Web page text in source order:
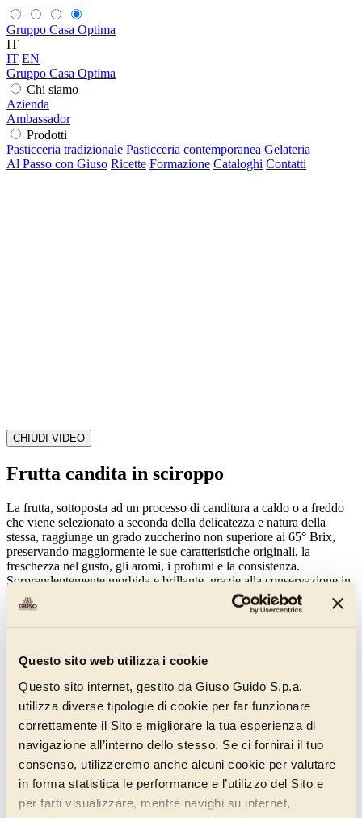
Questo sito web utilizza i cookie
Questo sito internet, gestito da Giuso Guido S.p.a.
utilizza diverse tipologie di cookie per far funzionare
correttamente il Sito e migliorare la tua esperienza di
navigazione all’interno dello stesso. Se ci fornirai il tuo
consenso, utilizzeremo anche alcuni cookie per valutare
in forma statistica le performance e l’utilizzo del Sito e
per farti visualizzare, mentre navighi su internet,
Gruppo Casa Optima
IT
IT EN
Gruppo Casa Optima
Chi siamo
Azienda
Ambassador
Prodotti
Pasticceria tradizionale Pasticceria contemporanea Gelateria
Al Passo con Giuso Ricette Formazione Cataloghi Contatti
CHIUDI VIDEO
Frutta candita in sciroppo
La frutta, sottoposta ad un processo di canditura a caldo o a freddo
che viene selezionato a seconda della delicatezza e natura della
stessa, raggiunge un grado zuccherino non superiore ai 65° Brix,
preservando maggiormente le sue caratteristiche originali, la
freschezza nel gusto, gli aromi, i profumi e la consistenza.
Sorprendentemente morbida e brillante, grazie alla conservazione in
sciroppo all’interno di latte pastorizzate, vanta una shelf-life fino a 3
anni.
Novità
Frutta candita e semicandita
Linea Amordifrutta
Frutta candita in sciroppo
Paste aromatizzanti
Frutta semicandita in sciroppo
Frutta candita intera